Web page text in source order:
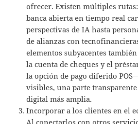
ofrecer. Existen múltiples rutas:
banca abierta en tiempo real
perspectivas de IA hasta
de alianzas con
elementos subyacentes
la cuenta de cheques y el
la opción de pago diferido
visibles, una parte
digital más amplia.
Incorporar a los clientes en el
Al conectarlos con otros